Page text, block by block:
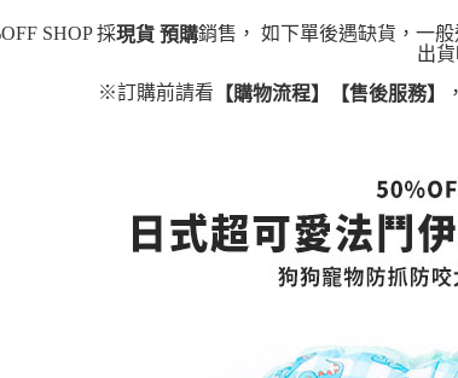
SHOP 採現貨 預購銷售， 如下單後遇缺貨，一
出
※訂購前請看 【購物流程】【售後服務】